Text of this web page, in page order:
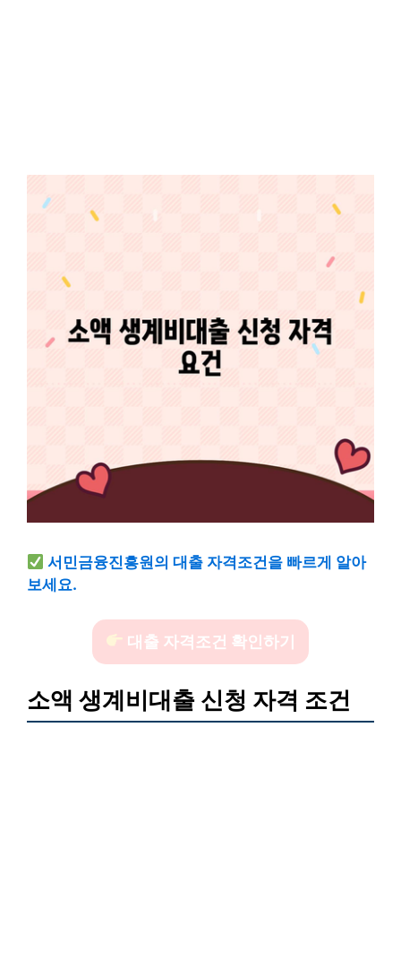
서민금융진흥원의 대출 자격조건을 빠르게 알아
보세요.
대출 자격조건 확인하기
소액 생계비대출 신청 자격 조건